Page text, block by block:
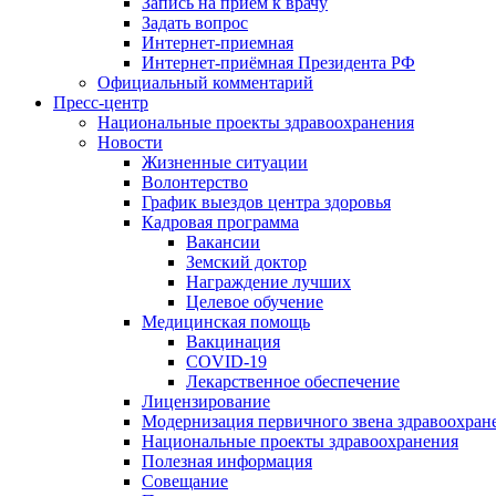
Задать вопрос
Интернет-приемная
Интернет-приёмная Президента РФ
Официальный комментарий
Пресс-центр
Национальные проекты здравоохранения
Новости
Жизненные ситуации
Волонтерство
График выездов центра здоровья
Кадровая программа
Вакансии
Земский доктор
Награждение лучших
Целевое обучение
Медицинская помощь
Вакцинация
COVID-19
Лекарственное обеспечение
Лицензирование
Модернизация первичного звена
Национальные проекты здравоохранения
Полезная информация
Совещание